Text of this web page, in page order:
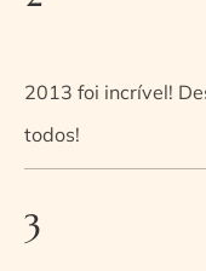
2013 foi incrível!
todos!
3